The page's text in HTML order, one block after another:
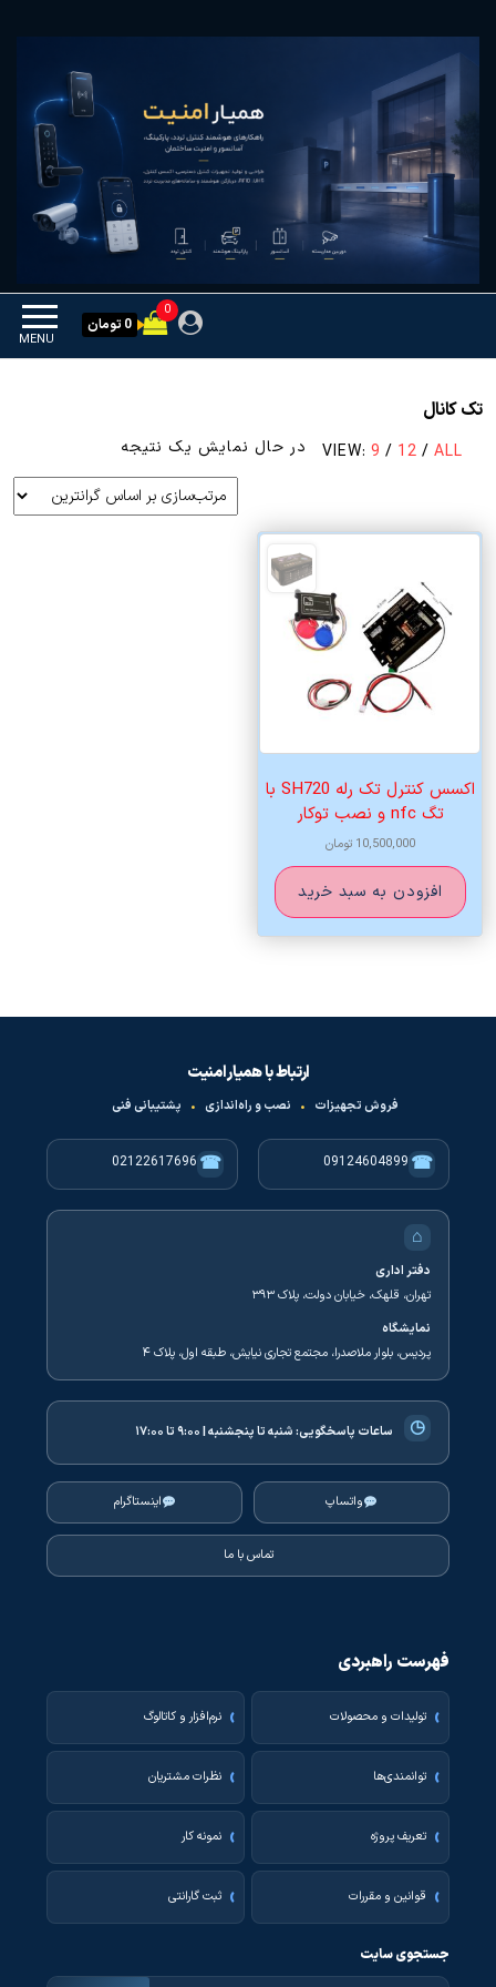
همیار امنیت
MENU
0
0 تومان
تک کانال
VIEW: 9 / 12 / ALL در حال نمایش یک نتیجه
اکسس کنترل تک رله SH720 با
تگ nfc و نصب توکار
10,500,000 تومان
افزودن به سبد خرید
ارتباط با همیار امنیت
فروش تجهیزات • نصب و راه‌اندازی • پشتیبانی فنی
☎
09124604899
☎
02122617696
⌂
دفتر اداری
تهران، قلهک، خیابان دولت، پلاک ۳۹۳
نمایشگاه
پردیس، بلوار ملاصدرا، مجتمع تجاری نیایش، طبقه اول، پلاک ۴
◷ ساعات پاسخگویی:شنبه تا پنجشنبه | ۹:۰۰ تا ۱۷:۰۰
واتساپ اینستاگرام
تماس با ما
فهرست راهبردی
تولیدات و محصولات نرم‌افزار و کاتالوگ
توانمندی‌ها نظرات مشتریان
تعریف پروژه نمونه کار
قوانین و مقررات ثبت گارانتی
جستجوی سایت